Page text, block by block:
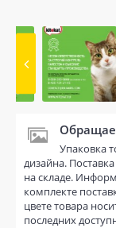
Упаковка
дизайна.
на складе.
комплекте
цвете товара
последних